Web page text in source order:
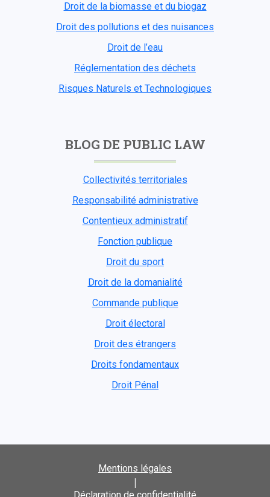
Droit de la biomasse et du biogaz
Droit des pollutions et des nuisances
Droit de l’eau
Réglementation des déchets
Risques Naturels et Technologiques
BLOG DE PUBLIC LAW
Collectivités territoriales
Responsabilité administrative
Contentieux administratif
Fonction publique
Droit du sport
Droit de la domanialité
Commande publique
Droit électoral
Droit des étrangers
Droits fondamentaux
Droit Pénal
Mentions légales
|